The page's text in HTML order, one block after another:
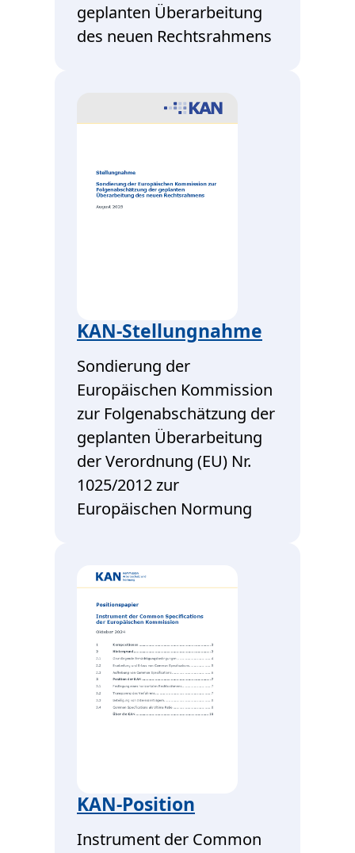
geplanten Überarbeitung
des neuen Rechtsrahmens
KAN-Stellungnahme
Sondierung der
Europäischen Kommission
zur Folgenabschätzung der
geplanten Überarbeitung
der Verordnung (EU) Nr.
1025/2012 zur
Europäischen Normung
KAN-Position
Instrument der Common